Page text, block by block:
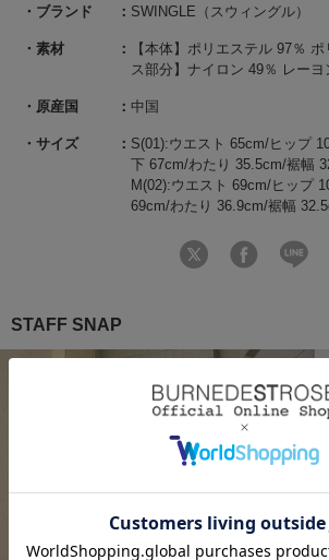
ブランド SWINGLE（スウィングル）
素材
【本体】ポリエステル 97％
ス部分】ナイロン 49％ レー
原産国 中国
サイズ
S(01):ウエスト 65cm/ヒップ
下 67cm/わたり 35.5cm/裾幅
M(02):ウエスト 69cm/ヒップ
69cm/わたり 36.9cm/裾幅
STAFF SNAP